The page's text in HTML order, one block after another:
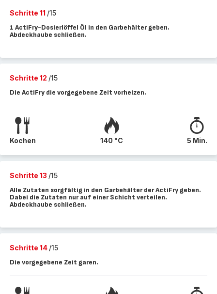
Schritte 11 /15
1 ActiFry-Dosierlöffel Öl in den Garbehälter geben.
Abdeckhaube schließen.
Schritte 12 /15
Die ActiFry die vorgegebene Zeit vorheizen.
Kochen 140 °C 5 Min.
Schritte 13 /15
Alle Zutaten sorgfältig in den Garbehälter der ActiFry geben.
Dabei die Zutaten nur auf einer Schicht verteilen.
Abdeckhaube schließen.
Schritte 14 /15
Die vorgegebene Zeit garen.